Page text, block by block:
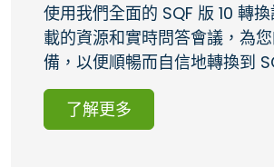
使用我們全面的 SQF 版 10 轉
載的資源和實時問答會議，為
備，以便順暢而自信地轉換到
了解更多